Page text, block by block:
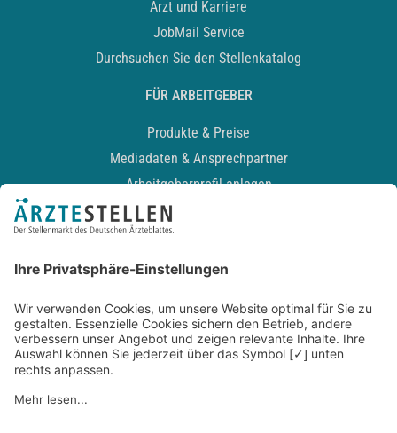
Arzt und Karriere
JobMail Service
Durchsuchen Sie den Stellenkatalog
FÜR ARBEITGEBER
Produkte & Preise
Mediadaten & Ansprechpartner
Arbeitgeberprofil anlegen
Recruiting-Podcast
Kontakt
Datenschutz
Newsletter